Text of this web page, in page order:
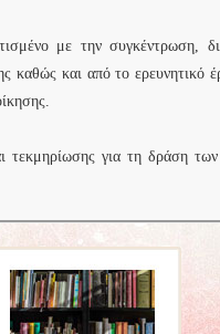
με την συγκέντρωση,
καθώς και από το ερευνητικό
τεκμηρίωσης για τη δράση